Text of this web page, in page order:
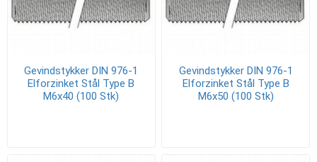
Gevindstykker DIN 976-1
Elforzinket Stål Type B
M6x40 (100 Stk)
Gevindstykker DIN 976-1
Elforzinket Stål Type B
M6x50 (100 Stk)